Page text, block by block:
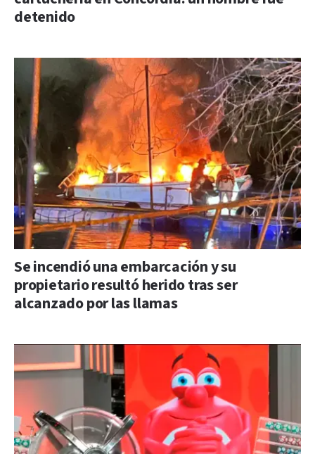
detenido
Se incendió una embarcación y su
propietario resultó herido tras ser
alcanzado por las llamas